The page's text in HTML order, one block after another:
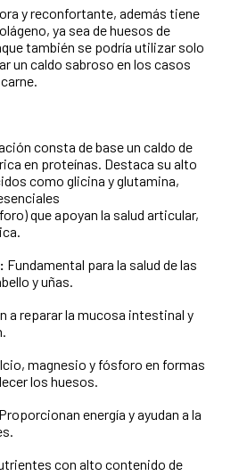
y reconfortante, además tiene
ya sea de huesos de
también se podría utilizar solo
un caldo sabroso en los casos
consta de base un caldo de
en proteínas. Destaca su alto
como glicina y glutamina,
que apoyan la salud articular,
Fundamental para la salud de las
y uñas.
a reparar la mucosa intestinal y
magnesio y fósforo en formas
los huesos.
Proporcionan energía y ayudan a la
con alto contenido de